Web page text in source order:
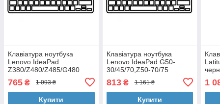
Клавіатура ноутбука
Lenovo IdeaPad
Z380/Z480/Z485/G480
рамкой UA (A43891)
765 ₴ 1 093 ₴
Купити
Клавіатура ноутбука
Lenovo IdeaPad G50-
30/45/70,Z50-70/75
черная с черной рамкой
RU (A43860)
813₴ 1 161 ₴
Купити
1